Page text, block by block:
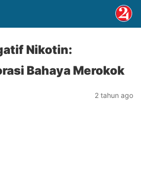
Nikotin:
Bahaya Merokok
2 tahun ago